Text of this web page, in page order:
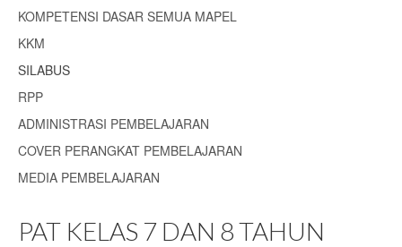
KOMPETENSI DASAR SEMUA MAPEL
KKM
SILABUS
RPP
ADMINISTRASI PEMBELAJARAN
COVER PERANGKAT PEMBELAJARAN
MEDIA PEMBELAJARAN
PAT KELAS 7 DAN 8 TAHUN